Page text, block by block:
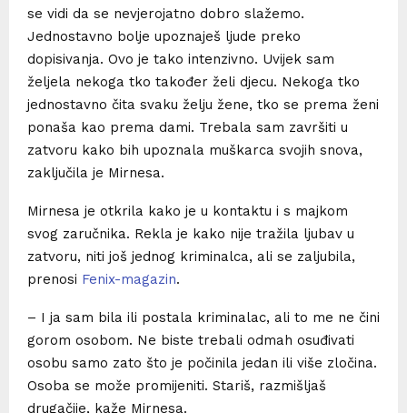
se vidi da se nevjerojatno dobro slažemo.
Jednostavno bolje upoznaješ ljude preko
dopisivanja. Ovo je tako intenzivno. Uvijek sam
željela nekoga tko također želi djecu. Nekoga tko
jednostavno čita svaku želju žene, tko se prema ženi
ponaša kao prema dami. Trebala sam završiti u
zatvoru kako bih upoznala muškarca svojih snova,
zaključila je Mirnesa.
Mirnesa je otkrila kako je u kontaktu i s majkom
svog zaručnika. Rekla je kako nije tražila ljubav u
zatvoru, niti još jednog kriminalca, ali se zaljubila,
prenosi Fenix-magazin.
– I ja sam bila ili postala kriminalac, ali to me ne čini
gorom osobom. Ne biste trebali odmah osuđivati ​​
osobu samo zato što je počinila jedan ili više zločina.
Osoba se može promijeniti. Stariš, razmišljaš
drugačije, kaže Mirnesa.